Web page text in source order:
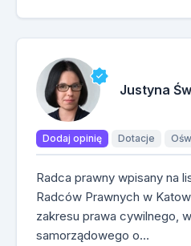
Justyna
Dodaj opinię Dotacje
Radca prawny wpisany na
Radców Prawnych w
zakresu prawa cywilnego,
samorządowego o…